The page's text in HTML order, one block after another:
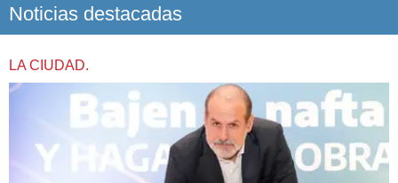
Noticias destacadas
LA CIUDAD.